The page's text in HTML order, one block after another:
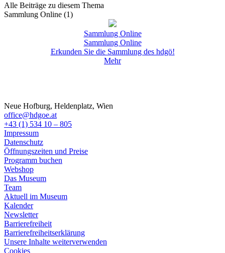
Alle Beiträge zu diesem Thema
Sammlung Online (1)
Sammlung Online
Sammlung Online
Erkunden Sie die Sammlung des hdgö!
Mehr
Neue Hofburg, Heldenplatz, Wien
office@hdgoe.at
+43 (1) 534 10 – 805
Impressum
Datenschutz
Öffnungszeiten und Preise
Programm buchen
Webshop
Das Museum
Team
Aktuell im Museum
Kalender
Newsletter
Barrierefreiheit
Barrierefreiheitserklärung
Unsere Inhalte weiterverwenden
Cookies